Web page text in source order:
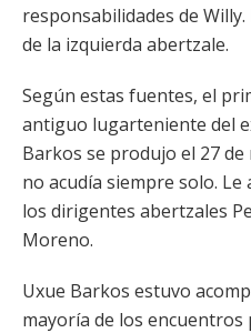
responsabilidades de
de la izquierda abertzale.
Según estas fuentes, el
antiguo lugarteniente del
Barkos se produjo el 27
no acudía siempre solo.
los dirigentes abertzales
Moreno.
Uxue Barkos estuvo
mayoría de los encuentros